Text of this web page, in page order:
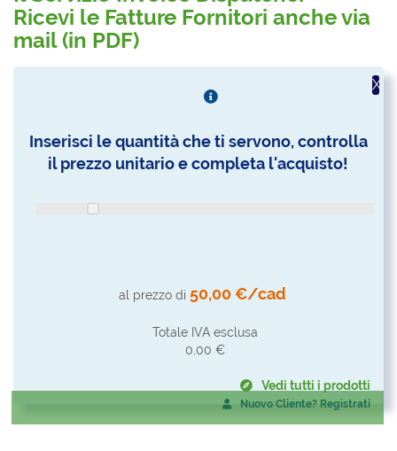
Ricevi le Fatture Fornitori anche via
mail (in PDF)
X
Inserisci le quantità che ti servono, controlla
il prezzo unitario e completa l'acquisto!
al prezzo di 50,00 €/cad
Totale IVA esclusa
0,00 €
Vedi tutti i prodotti
Nuovo Cliente? Registrati